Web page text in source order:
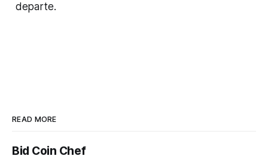
departe.
READ MORE
Bid Coin Chef